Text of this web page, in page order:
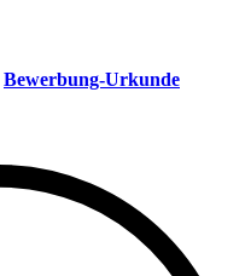
Bewerbung-Urkunde